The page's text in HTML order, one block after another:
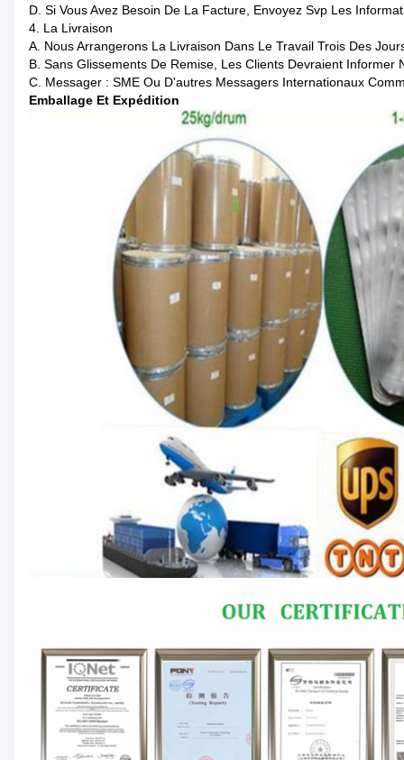
D. Si Vous Avez Besoin De La Facture, Envoyez Svp Les
4. La Livraison
A. Nous Arrangerons La Livraison Dans Le Travail Trois Des
B. Sans Glissements De Remise, Les Clients Devraient Informer
C. Messager : SME Ou D'autres Messagers Internationaux
Emballage Et Expédition